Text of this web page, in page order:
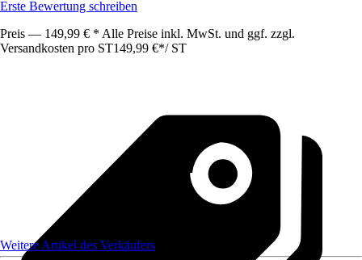
Erste Bewertung schreiben
Preis — 149,99 € * Alle Preise inkl. MwSt. und ggf. zzgl.
Versandkosten pro ST149,99 €*/ ST
Weitere Artikel des Verkäufers